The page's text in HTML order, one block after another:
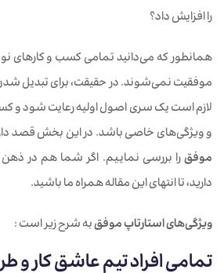
را افزایش داد؟
همانطور که می‌دانید تمامی کسب و کارهای
موفقیت نمی‌شوند. در حقیقت، برای تبدیل
لازم است یک سری اصول اولیه رعایت شود و
و ویژگی‌های خاصی باشد. در این بخش قصد
موفقرا بررسی نماییم. اگر شما هم در ذهن
دارید، تا انتهای این مقاله همراه ما باشید.
ویژگی‌های استارتاپ موفقبه شرح زیر است :
تمامی افراد تیم عاشق کار